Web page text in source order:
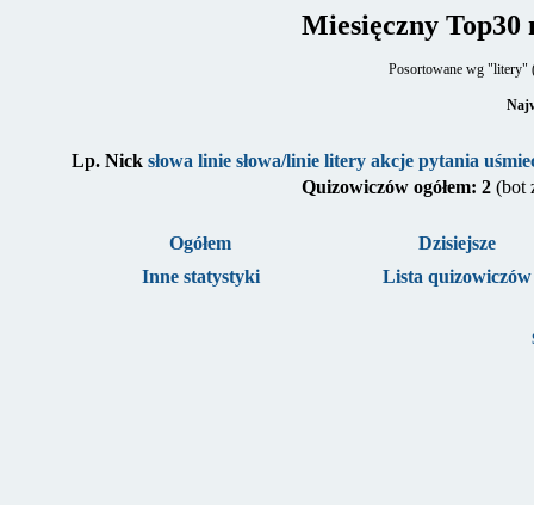
Miesięczny Top30
Posortowane wg "litery"
Lp. Nick słowa linie słowa/linie litery akcje pytania
Quizowiczów ogółem: 2 (bot
Ogółem
Dzisiejsze
Inne statystyki
Lista quizowiczów